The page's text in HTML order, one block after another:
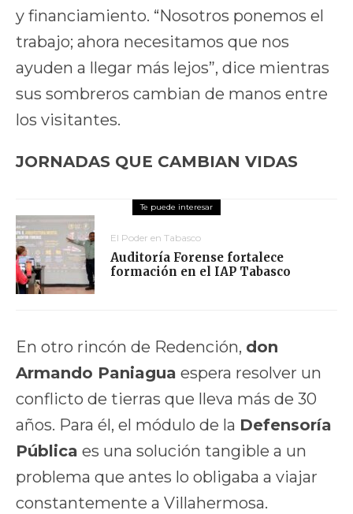
y financiamiento. “Nosotros ponemos el
trabajo; ahora necesitamos que nos
ayuden a llegar más lejos”, dice mientras
sus sombreros cambian de manos entre
los visitantes.
JORNADAS QUE CAMBIAN VIDAS
El Poder en Tabasco
Auditoría Forense fortalece
formación en el IAP Tabasco
En otro rincón de Redención, don
Armando Paniagua espera resolver un
conflicto de tierras que lleva más de 30
años. Para él, el módulo de la Defensoría
Pública es una solución tangible a un
problema que antes lo obligaba a viajar
constantemente a Villahermosa.